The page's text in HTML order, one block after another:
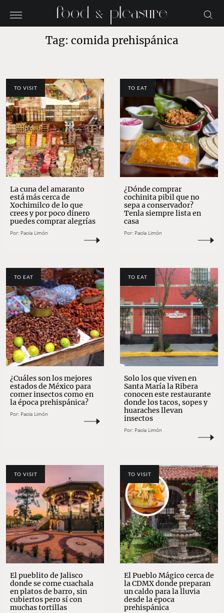
Tag: comida prehispánica
TO VISIT
La cuna del amaranto
está más cerca de
Xochimilco de lo que
crees y por poco dinero
puedes comprar alegrías
Por: Paola Limón
TO EAT
¿Dónde comprar
cochinita pibil que no
sepa a conservador?
Tenla siempre lista en
casa
Por: Paola Limón
TO EAT
¿Cuáles son los mejores
estados de México para
comer insectos como en
la época prehispánica?
Por: Paola Limón
TO EAT
Solo los que viven en
Santa María la Ribera
conocen este restaurante
donde los tacos, sopes y
huaraches llevan
insectos
Por: Paola Limón
TO VISIT
El pueblito de Jalisco
donde se come cuachala
en platos de barro, sin
cubiertos pero sí con
muchas tortillas
TO VISIT
El Pueblo Mágico cerca de
la CDMX donde preparan
un caldo para la lluvia
desde la época
prehispánica